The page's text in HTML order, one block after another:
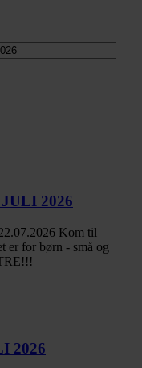
2026
Kom til
er for børn - små og
2026